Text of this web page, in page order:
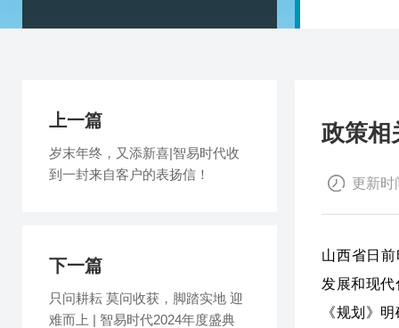
政策相
更新时
山西省日
发展和现
《规划》
上一篇
岁末年终，又添新喜|智易时代收
到一封来自客户的表扬信！
下一篇
只问耕耘 莫问收获，脚踏实地 迎
难而上 | 智易时代2024年度盛典